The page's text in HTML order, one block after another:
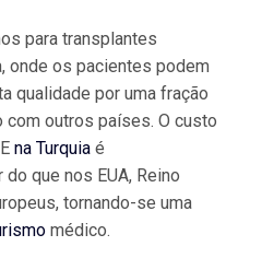
para transplantes
onde os pacientes podem
qualidade por uma fração
com outros países. O custo
na Turquiaé
que nos EUA, Reino
tornando-se uma
médico.